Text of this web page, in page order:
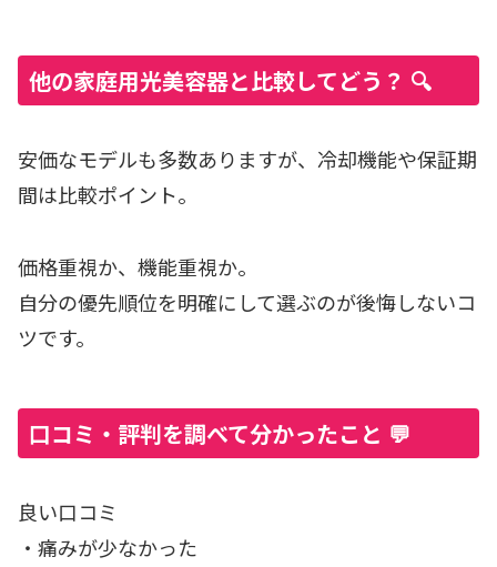
他の家庭用光美容器と比較してどう？ 🔍
安価なモデルも多数ありますが、冷却機能や保証期
間は比較ポイント。
価格重視か、機能重視か。
自分の優先順位を明確にして選ぶのが後悔しないコ
ツです。
口コミ・評判を調べて分かったこと 💬
良い口コミ
・痛みが少なかった